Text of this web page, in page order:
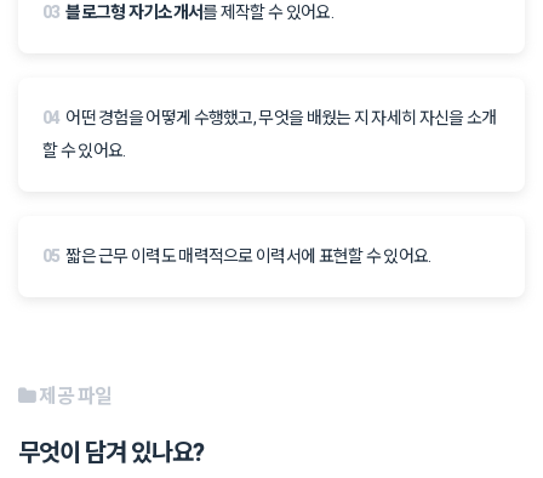
03 블로그형 자기소개서를 제작할 수 있어요.
04 어떤 경험을 어떻게 수행했고, 무엇을 배웠는 지 자세히 자신을 소개
할 수 있어요.
05 짧은 근무 이력도 매력적으로 이력서에 표현할 수 있어요.
제공 파일
무엇이 담겨 있나요?